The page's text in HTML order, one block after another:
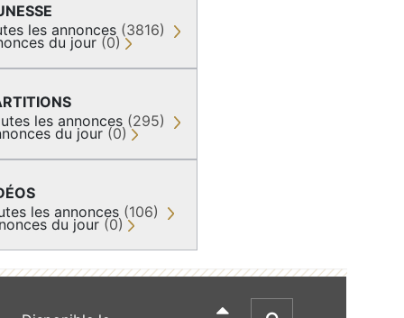
les annonces (3816)
du jour (0)
les annonces (295)
du jour (0)
les annonces (106)
du jour (0)